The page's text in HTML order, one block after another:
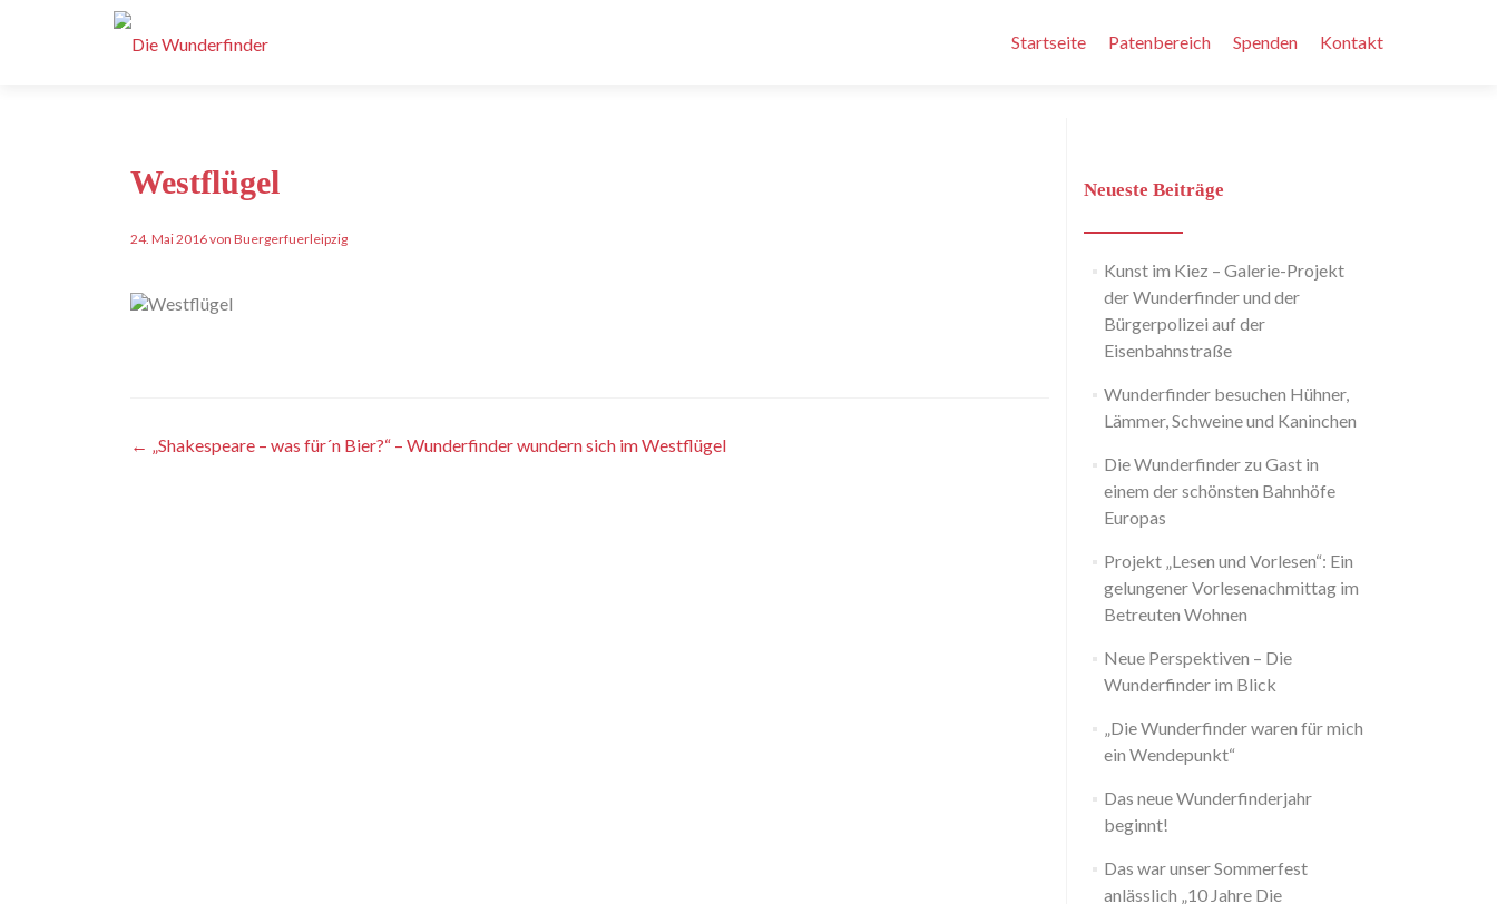
Inhalt
Startseite Patenbereich Spenden Kontakt
Westflügel
24. Mai 2016 von Buergerfuerleipzig
Artikel-
← „Shakespeare – was für´n Bier?“ – Wunderfinder wundern sich im Westflügel
Neueste Beiträge
Kunst im Kiez – Galerie-Projekt
der Wunderfinder und der
Bürgerpolizei auf der
Eisenbahnstraße
Wunderfinder besuchen Hühner,
Lämmer, Schweine und Kaninchen
Die Wunderfinder zu Gast in
einem der schönsten Bahnhöfe
Europas
Projekt „Lesen und Vorlesen“: Ein
gelungener Vorlesenachmittag im
Betreuten Wohnen
Neue Perspektiven – Die
Wunderfinder im Blick
„Die Wunderfinder waren für mich
ein Wendepunkt“
Das neue Wunderfinderjahr
beginnt!
Das war unser Sommerfest
anlässlich „10 Jahre Die